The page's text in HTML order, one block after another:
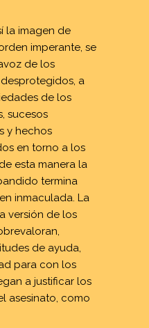
la imagen de
imperante, se
de los
a
de los
sucesos
y hechos
en torno a los
esta manera la
termina
inmaculada. La
versión de los
de ayuda,
para con los
a justificar los
asesinato, como